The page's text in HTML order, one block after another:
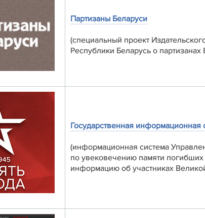
Партизаны Беларуси
(специальный проект
Республики Беларусь о партизанах
Государственная информационная
(информационная система
по увековечению памяти
информацию об участниках